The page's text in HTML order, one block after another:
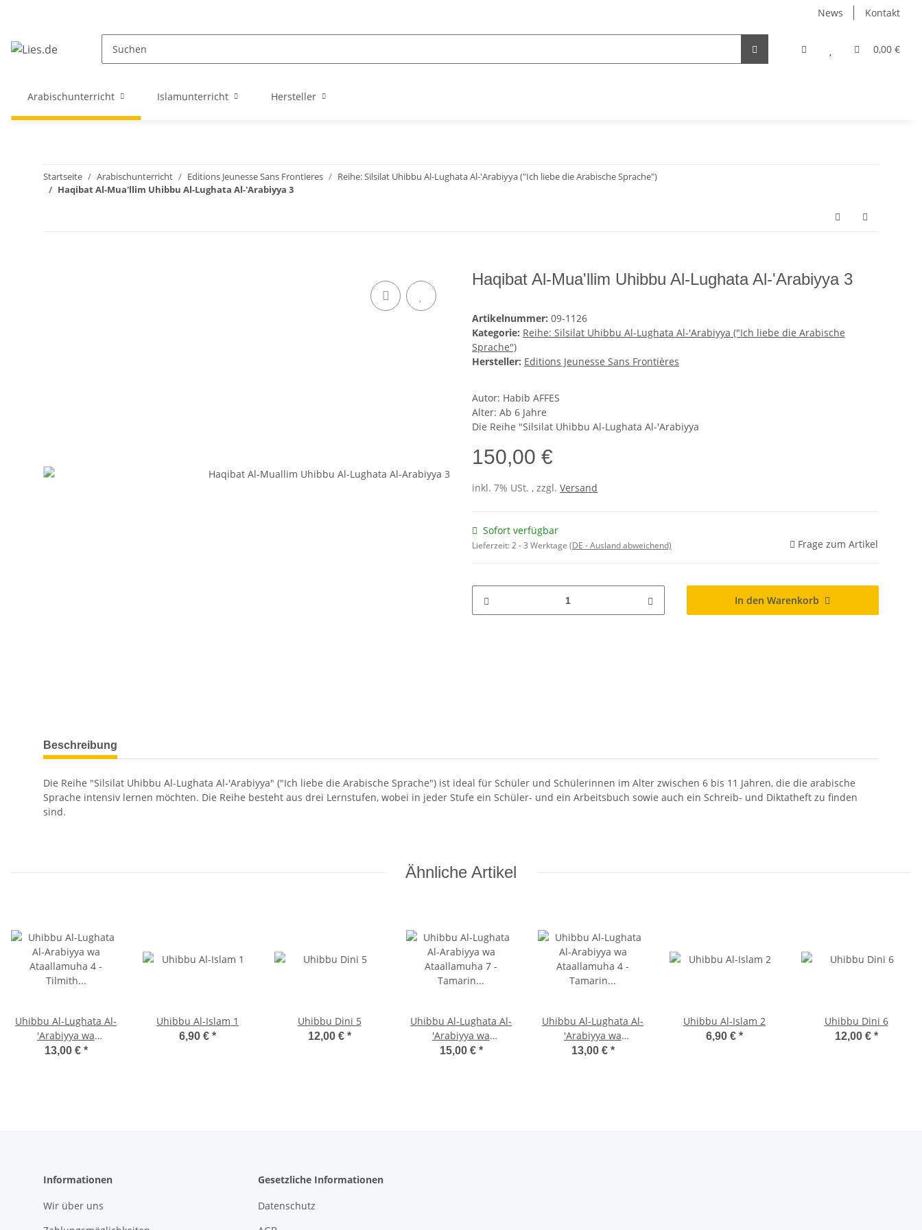
News Kontakt
0,00 €
Arabischunterricht Islamunterricht Hersteller
Startseite Arabischunterricht Editions Jeunesse Sans Frontieres
Reihe: Silsilat Uhibbu Al-Lughata Al-'Arabiyya ("Ich liebe die Arabische Sprache")
Haqibat Al-Mua'llim Uhibbu Al-Lughata Al-'Arabiyya 3
Haqibat Al-Mua'llim Uhibbu Al-Lughata Al-'Arabiyya 3
Artikelnummer: 09-1126
Kategorie: Reihe: Silsilat Uhibbu Al-Lughata Al-'Arabiyya ("Ich liebe die Arabische
Sprache")
Hersteller: Editions Jeunesse Sans Frontières
Autor: Habib AFFES
Alter: Ab 6 Jahre
Die Reihe "Silsilat Uhibbu Al-Lughata Al-'Arabiyya
150,00 €
inkl. 7% USt. , zzgl. Versand
Sofort verfügbar
Lieferzeit:2 - 3 Werktage (DE - Ausland abweichend) Frage zum Artikel
In den Warenkorb
Beschreibung
Die Reihe "Silsilat Uhibbu Al-Lughata Al-'Arabiyya" ("Ich liebe die Arabische Sprache") ist ideal für Schüler und Schülerinnen im Alter zwischen 6 bis 11 Jahren, die die arabische
Sprache intensiv lernen möchten. Die Reihe besteht aus drei Lernstufen, wobei in jeder Stufe ein Schüler- und ein Arbeitsbuch sowie auch ein Schreib- und Diktatheft zu finden
sind.
Ähnliche Artikel
Uhibbu Al-Lughata Al-
'Arabiyya wa
Ata'allamuha 4 - Tilmith
13,00 € *
Uhibbu Al-Islam 1
6,90 € *
Uhibbu Dini 5
12,00 € *
Uhibbu Al-Lughata Al-
'Arabiyya wa
Ata'allamuha 7 -
15,00 € *
Uhibbu Al-Lughata Al-
'Arabiyya wa
Ata'allamuha 4 -
13,00 € *
Uhibbu Al-Islam 2
6,90 € *
Uhibbu Dini 6
12,00 € *
Informationen
Wir über uns
Gesetzliche Informationen
Datenschutz